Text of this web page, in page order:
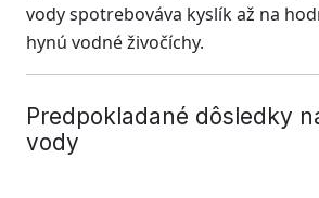
vody spotrebováva kyslík až na
hynú vodné živočíchy.
Predpokladané dôsledky
vody